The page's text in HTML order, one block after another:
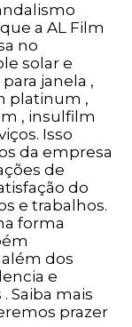
a AL Film
no
solar e
janela ,
platinum ,
, insulfilm
Isso
da empresa
de
do
e trabalhos.
forma
dos
e
Saiba mais
prazer